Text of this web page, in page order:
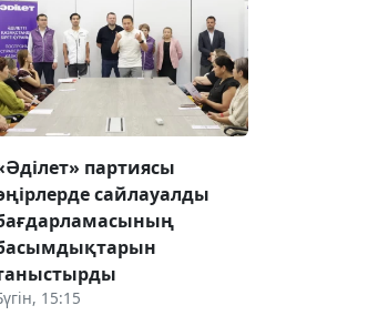
партиясы
сайлауалды
15:15